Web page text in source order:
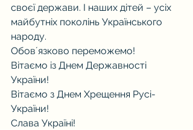
своєї держави. І наших дітей – усіх
майбутніх поколінь Українського
народу.
Обовʼязково переможемо!
Вітаємо із Днем Державності
України!
Вітаємо з Днем Хрещення Русі-
України!
Слава Україні!